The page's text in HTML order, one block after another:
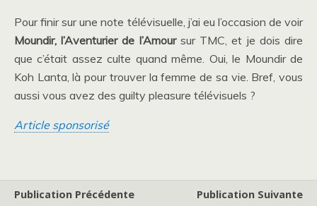
Pour finir sur une note télévisuelle, j’ai eu l’occasion de voir
Moundir, l’Aventurier de l’Amour sur TMC, et je dois dire
que c’était assez culte quand même. Oui, le Moundir de
Koh Lanta, là pour trouver la femme de sa vie. Bref, vous
aussi vous avez des guilty pleasure télévisuels ?
Article sponsorisé
Publication Précédente
Publication Suivante